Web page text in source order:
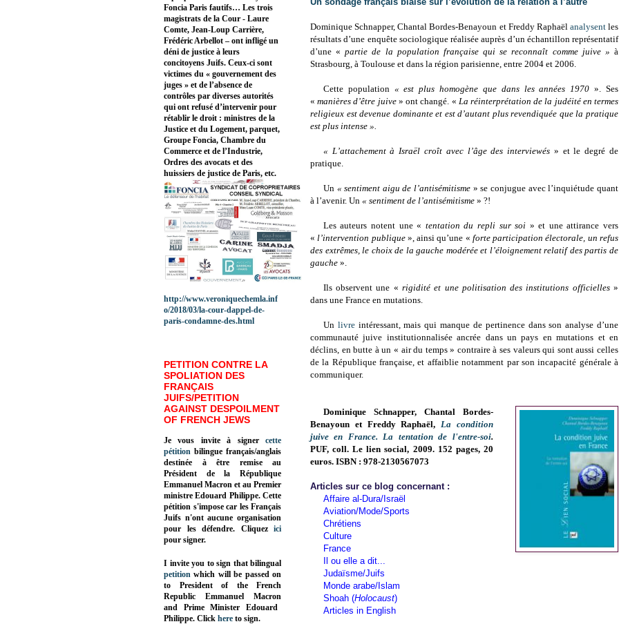
Dominique Schnapper, Chantal Bordes-Benayoun et Freddy Raphaël analysentles
résultats d’une enquête sociologique réalisée auprès d’un échantillon représentatif
d’une «partie de la population française qui se reconnaît comme juive » à
Strasbourg, à Toulouse et dans la région parisienne, entre 2004 et 2006.
Cette population« est plus homogène que dans les années 1970 ». Ses
«manières d’être juive» ont changé. « La réinterprétation de la judéité en termes
religieux est devenue dominante et est d’autant plus revendiquée que la pratique
est plus intense ».
« L’attachement à Israël croît avec l’âge des interviewés » et le degré de
pratique.
Un« sentiment aigu de l’antisémitisme » se conjugue avec l’inquiétude quant
à l’avenir. Un « sentiment de l’antisémitisme » ?!
Les auteurs notent une « tentation du repli sur soi » et une attirance vers
«l’intervention publique», ainsi qu’une « forte participation électorale, un refus
des extrêmes, le choix de la gauche modérée et l’éloignement relatif des partis de
gauche ».
Ils observent une «rigidité et une politisation des institutions officielles»
dans une France en mutations.
Un livreintéressant,mais qui manque de pertinence dans son analyse d’une
communauté juive institutionnalisée ancrée dans un pays en mutations et en
déclins, en butte à un « air du temps » contraire à ses valeurs qui sont aussi celles
de la République française, et affaiblie notamment par son incapacité générale à
communiquer.
Dominique Schnapper, Chantal Bordes-
Benayoun et Freddy Raphaël,La condition
juive en France. La tentation de l'entre-soi.
PUF, coll. Le lien social, 2009. 152 pages, 20
euros. ISBN : 978-2130567073
Articles sur ce blog concernant :
Affaire al-Dura/Israël
Aviation/Mode/Sports
Chrétiens
Culture
France
Il ou elle a dit...
Judaïsme/Juifs
Monde arabe/Islam
Shoah (Holocaust)
Articles in English
Foncia Paris fautifs… Les trois
magistrats de la Cour - Laure
Comte, Jean-Loup Carrière,
Frédéric Arbellot – ont infligé un
déni de justice à leurs
concitoyens Juifs. Ceux-ci sont
victimes du « gouvernement des
juges » et de l’absence de
contrôles par diverses autorités
qui ont refusé d’intervenir pour
rétablir le droit : ministres de la
Justice et du Logement, parquet,
Groupe Foncia, Chambre du
Commerce et de l’Industrie,
Ordres des avocats et des
huissiers de justice de Paris, etc.
http://www.veroniquechemla.inf
o/2018/03/la-cour-dappel-de-
paris-condamne-des.html
PETITION CONTRE LA
SPOLIATION DES
FRANÇAIS
JUIFS/PETITION
AGAINST DESPOILMENT
OF FRENCH JEWS
Je vous invite à signer cette
pétition bilingue français/anglais
destinée à être remise au
Président de la République
Emmanuel Macron et au Premier
ministre Edouard Philippe. Cette
pétition s'impose car les Français
Juifs n'ont aucune organisation
pour les défendre. Cliquez
ici
pour signer.
I invite you to sign that bilingual
petition which will be passed on
to President of the French
Republic Emmanuel Macron
and Prime Minister Edouard
Philippe. Click here to sign.